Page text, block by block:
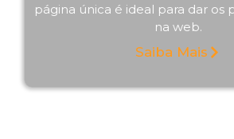
página única é ideal para dar os
na web.
Saiba Mais